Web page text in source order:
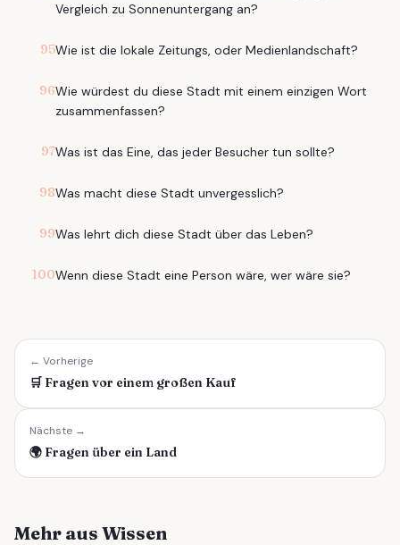
Vergleich zu Sonnenuntergang an?
95Wie ist die lokale Zeitungs, oder Medienlandschaft?
96Wie würdest du diese Stadt mit einem einzigen Wort
zusammenfassen?
97Was ist das Eine, das jeder Besucher tun sollte?
98Was macht diese Stadt unvergesslich?
99Was lehrt dich diese Stadt über das Leben?
100Wenn diese Stadt eine Person wäre, wer wäre sie?
← Vorherige
🛒 Fragen vor einem großen Kauf
Nächste →
🌍 Fragen über ein Land
Mehr aus Wissen